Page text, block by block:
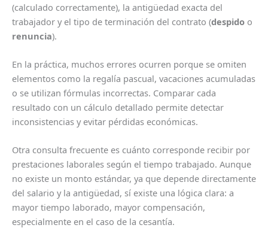
(calculado correctamente), la antigüedad exacta del
trabajador y el tipo de terminación del contrato (despido o
renuncia).
En la práctica, muchos errores ocurren porque se omiten
elementos como la regalía pascual, vacaciones acumuladas
o se utilizan fórmulas incorrectas. Comparar cada
resultado con un cálculo detallado permite detectar
inconsistencias y evitar pérdidas económicas.
Otra consulta frecuente es cuánto corresponde recibir por
prestaciones laborales según el tiempo trabajado. Aunque
no existe un monto estándar, ya que depende directamente
del salario y la antigüedad, sí existe una lógica clara: a
mayor tiempo laborado, mayor compensación,
especialmente en el caso de la cesantía.